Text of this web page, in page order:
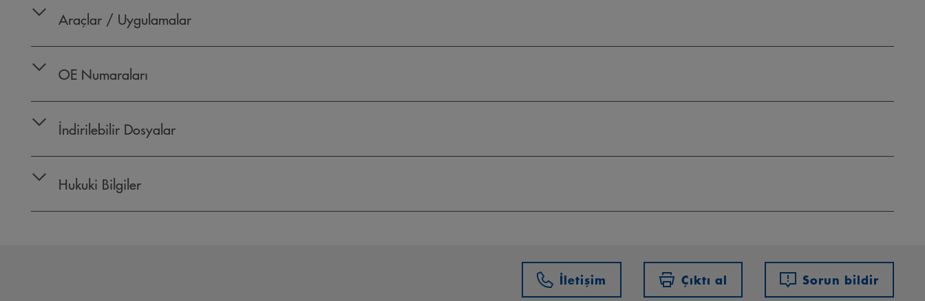
Araçlar / Uygulamalar
OE Numaraları
İndirilebilir Dosyalar
Hukuki Bilgiler
İletişim Çıktı al Sorun bildir